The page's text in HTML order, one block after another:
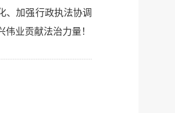
、加强行政执法协调
业贡献法治力量！